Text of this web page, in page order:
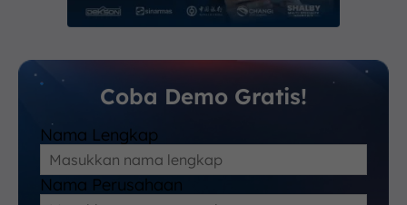
Coba Demo Gratis!
Nama Lengkap
Nama Perusahaan